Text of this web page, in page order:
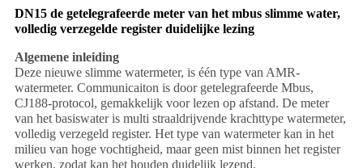
DN15 de getelegrafeerde meter van het mbus slimme water,
volledig verzegelde register duidelijke lezing
Algemene inleiding
Deze nieuwe slimme watermeter, is één type van AMR-
watermeter. Communicaiton is door getelegrafeerde Mbus,
CJ188-protocol, gemakkelijk voor lezen op afstand. De meter
van het basiswater is multi straaldrijvende krachttype watermeter,
volledig verzegeld register. Het type van watermeter kan in het
milieu van hoge vochtigheid, maar geen mist binnen het register
werken, zodat kan het houden duidelijk lezend.